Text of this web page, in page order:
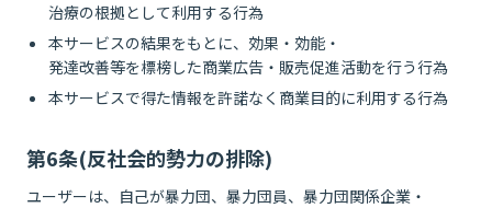
治療の根拠として利用する行為
本サービスの結果をもとに、効果・効能・
発達改善等を標榜した商業広告・販売促進活動を行う行為
本サービスで得た情報を許諾なく商業目的に利用する行為
第6条(反社会的勢力の排除)
ユーザーは、自己が暴力団、暴力団員、暴力団関係企業・